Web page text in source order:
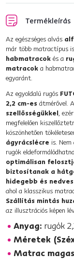
Termékleírás
Az egészséges alvás
már több matractípus
habmatracok és a
matracok a
egyaránt.
Az egyoldalú rugós
2,2 cm-es átmérővel.
szellősségükkel,
megfelelően
köszönhetően
ágyrácslécre is.
rugók
optimálisan
biztosítanak a
hidegebb és
ahol a klasszikus
Szállítás mintás
az illusztrációs képen
Anyag: rugók
Méretek
Matrac